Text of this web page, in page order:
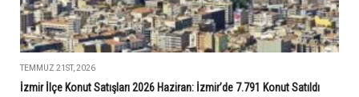
TEMMUZ 21ST, 2026
İzmir İlçe Konut Satışları 2026 Haziran: İzmir’de 7.791 Konut Satıldı